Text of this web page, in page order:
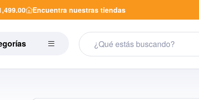
Encuentra nuestras tiendas